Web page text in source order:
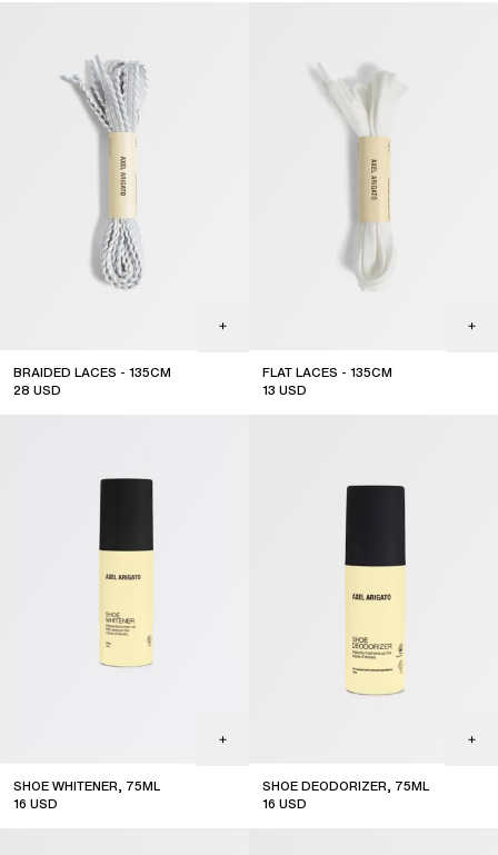
BRAIDED LACES - 135CM
28 USD
FLAT LACES - 135CM
13 USD
SHOE WHITENER, 75ML
16 USD
SHOE DEODORIZER, 75ML
16 USD